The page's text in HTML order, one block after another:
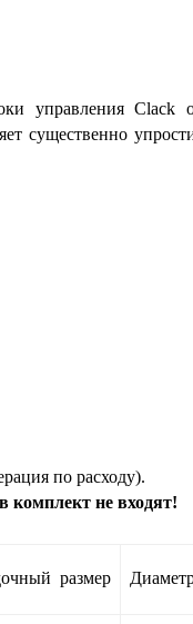
Clack
существенно
по расходу).
комплект не входят!
размер